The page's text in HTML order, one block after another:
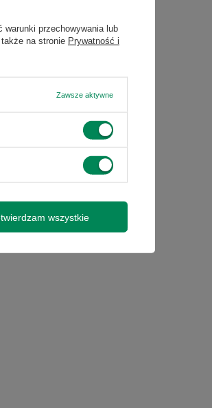
w
warunki przechowywania lub
na stronie Prywatność i
Zawsze aktywne
wszystkie